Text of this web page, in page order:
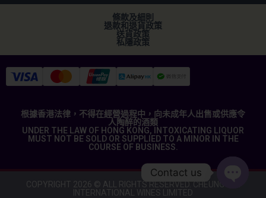
條款及細則
退款和退貨政策
送貨政策
私隱政策
根據香港法律，不得在經營過程中，向未成年人出售或供應令
人陶醉的酒類
UNDER THE LAW OF HONG KONG, INTOXICATING LIQUOR
MUST NOT BE SOLD OR SUPPLIED TO A MINOR IN THE
COURSE OF BUSINESS.
COPYRIGHT 2026 © ALL RIGHTS RESERVED. CHEUNG KEE
INTERNATIONAL WINES LIMITED
Contact us